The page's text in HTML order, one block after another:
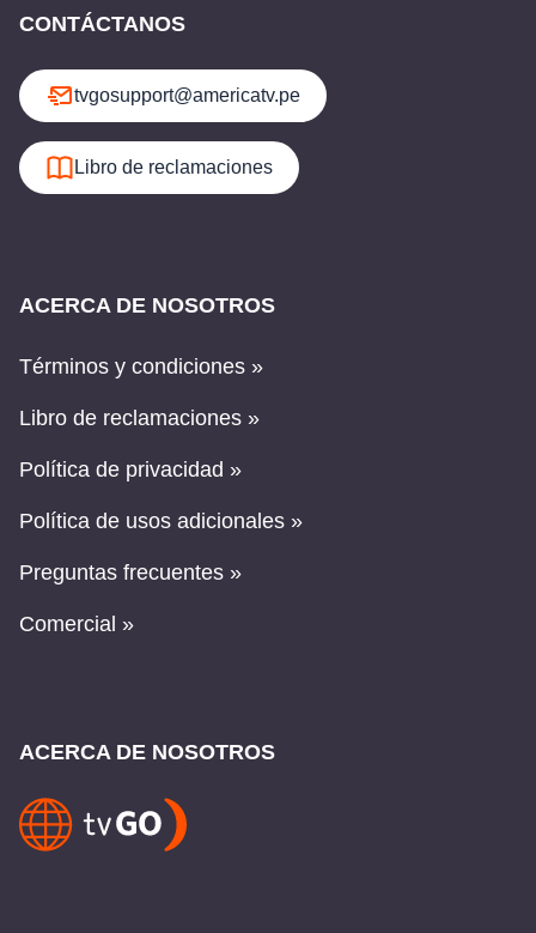
CONTÁCTANOS
tvgosupport@americatv.pe
Libro de reclamaciones
ACERCA DE NOSOTROS
Términos y condiciones »
Libro de reclamaciones »
Política de privacidad »
Política de usos adicionales »
Preguntas frecuentes »
Comercial »
ACERCA DE NOSOTROS